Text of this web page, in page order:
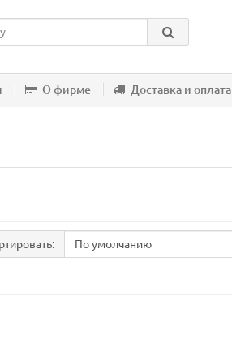
О фирме Доставка и оплата